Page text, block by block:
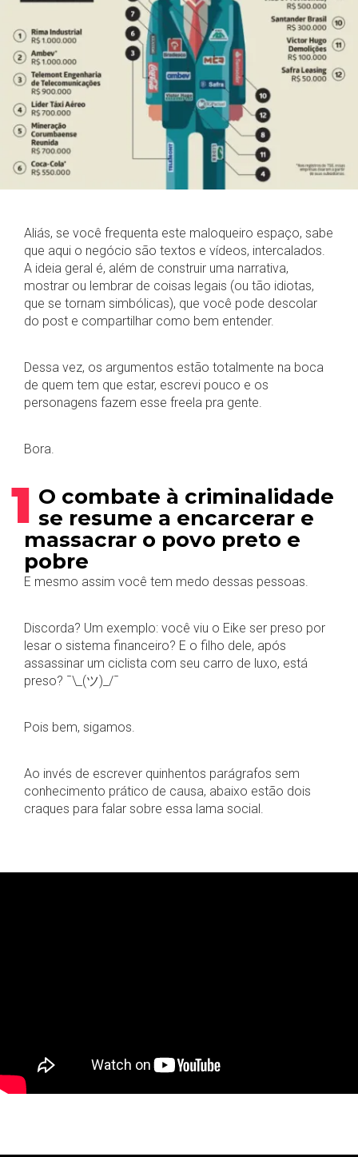
Aliás, se você frequenta este maloqueiro espaço, sabe
que aqui o negócio são textos e vídeos, intercalados.
A ideia geral é, além de construir uma narrativa,
mostrar ou lembrar de coisas legais (ou tão idiotas,
que se tornam simbólicas), que você pode descolar
do post e compartilhar como bem entender.
Dessa vez, os argumentos estão totalmente na boca
de quem tem que estar, escrevi pouco e os
personagens fazem esse freela pra gente.
Bora.
1 O combate à criminalidade
se resume a encarcerar e
massacrar o povo preto e
pobre
E mesmo assim você tem medo dessas pessoas.
Discorda? Um exemplo: você viu o Eike ser preso por
lesar o sistema financeiro? E o filho dele, após
assassinar um ciclista com seu carro de luxo, está
preso? ¯\_(ツ)_/¯
Pois bem, sigamos.
Ao invés de escrever quinhentos parágrafos sem
conhecimento prático de causa, abaixo estão dois
craques para falar sobre essa lama social.